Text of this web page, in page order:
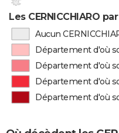
Les CERNICCHIARO
Aucun
Département d'où
Département d'où
Département d'où
Département d'où